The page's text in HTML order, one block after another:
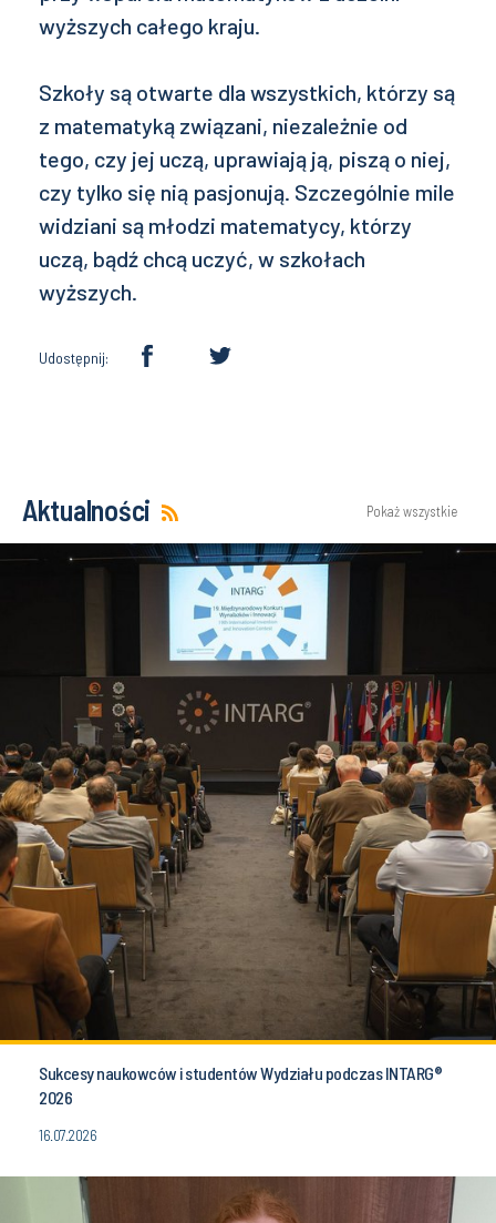
wyższych całego kraju.
Szkoły są otwarte dla wszystkich, którzy są
z matematyką związani, niezależnie od
tego, czy jej uczą, uprawiają ją, piszą o niej,
czy tylko się nią pasjonują. Szczególnie mile
widziani są młodzi matematycy, którzy
uczą, bądź chcą uczyć, w szkołach
wyższych.
Udostępnij:
Aktualności Pokaż wszystkie
Sukcesy naukowców i studentów Wydziału podczas INTARG®
2026
16.07.2026